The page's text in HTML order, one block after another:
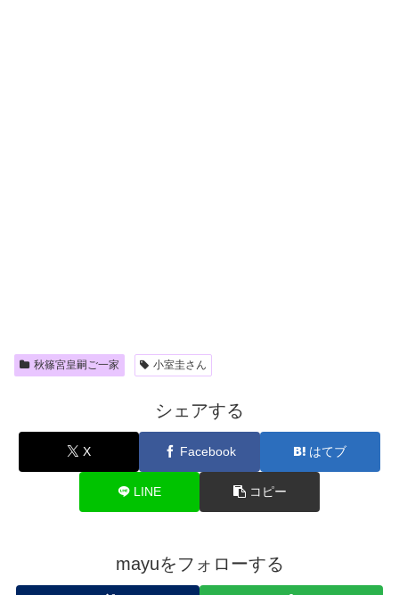
秋篠宮皇嗣ご一家 小室圭さん
シェアする
X Facebook はてブ
LINE コピー
mayuをフォローする